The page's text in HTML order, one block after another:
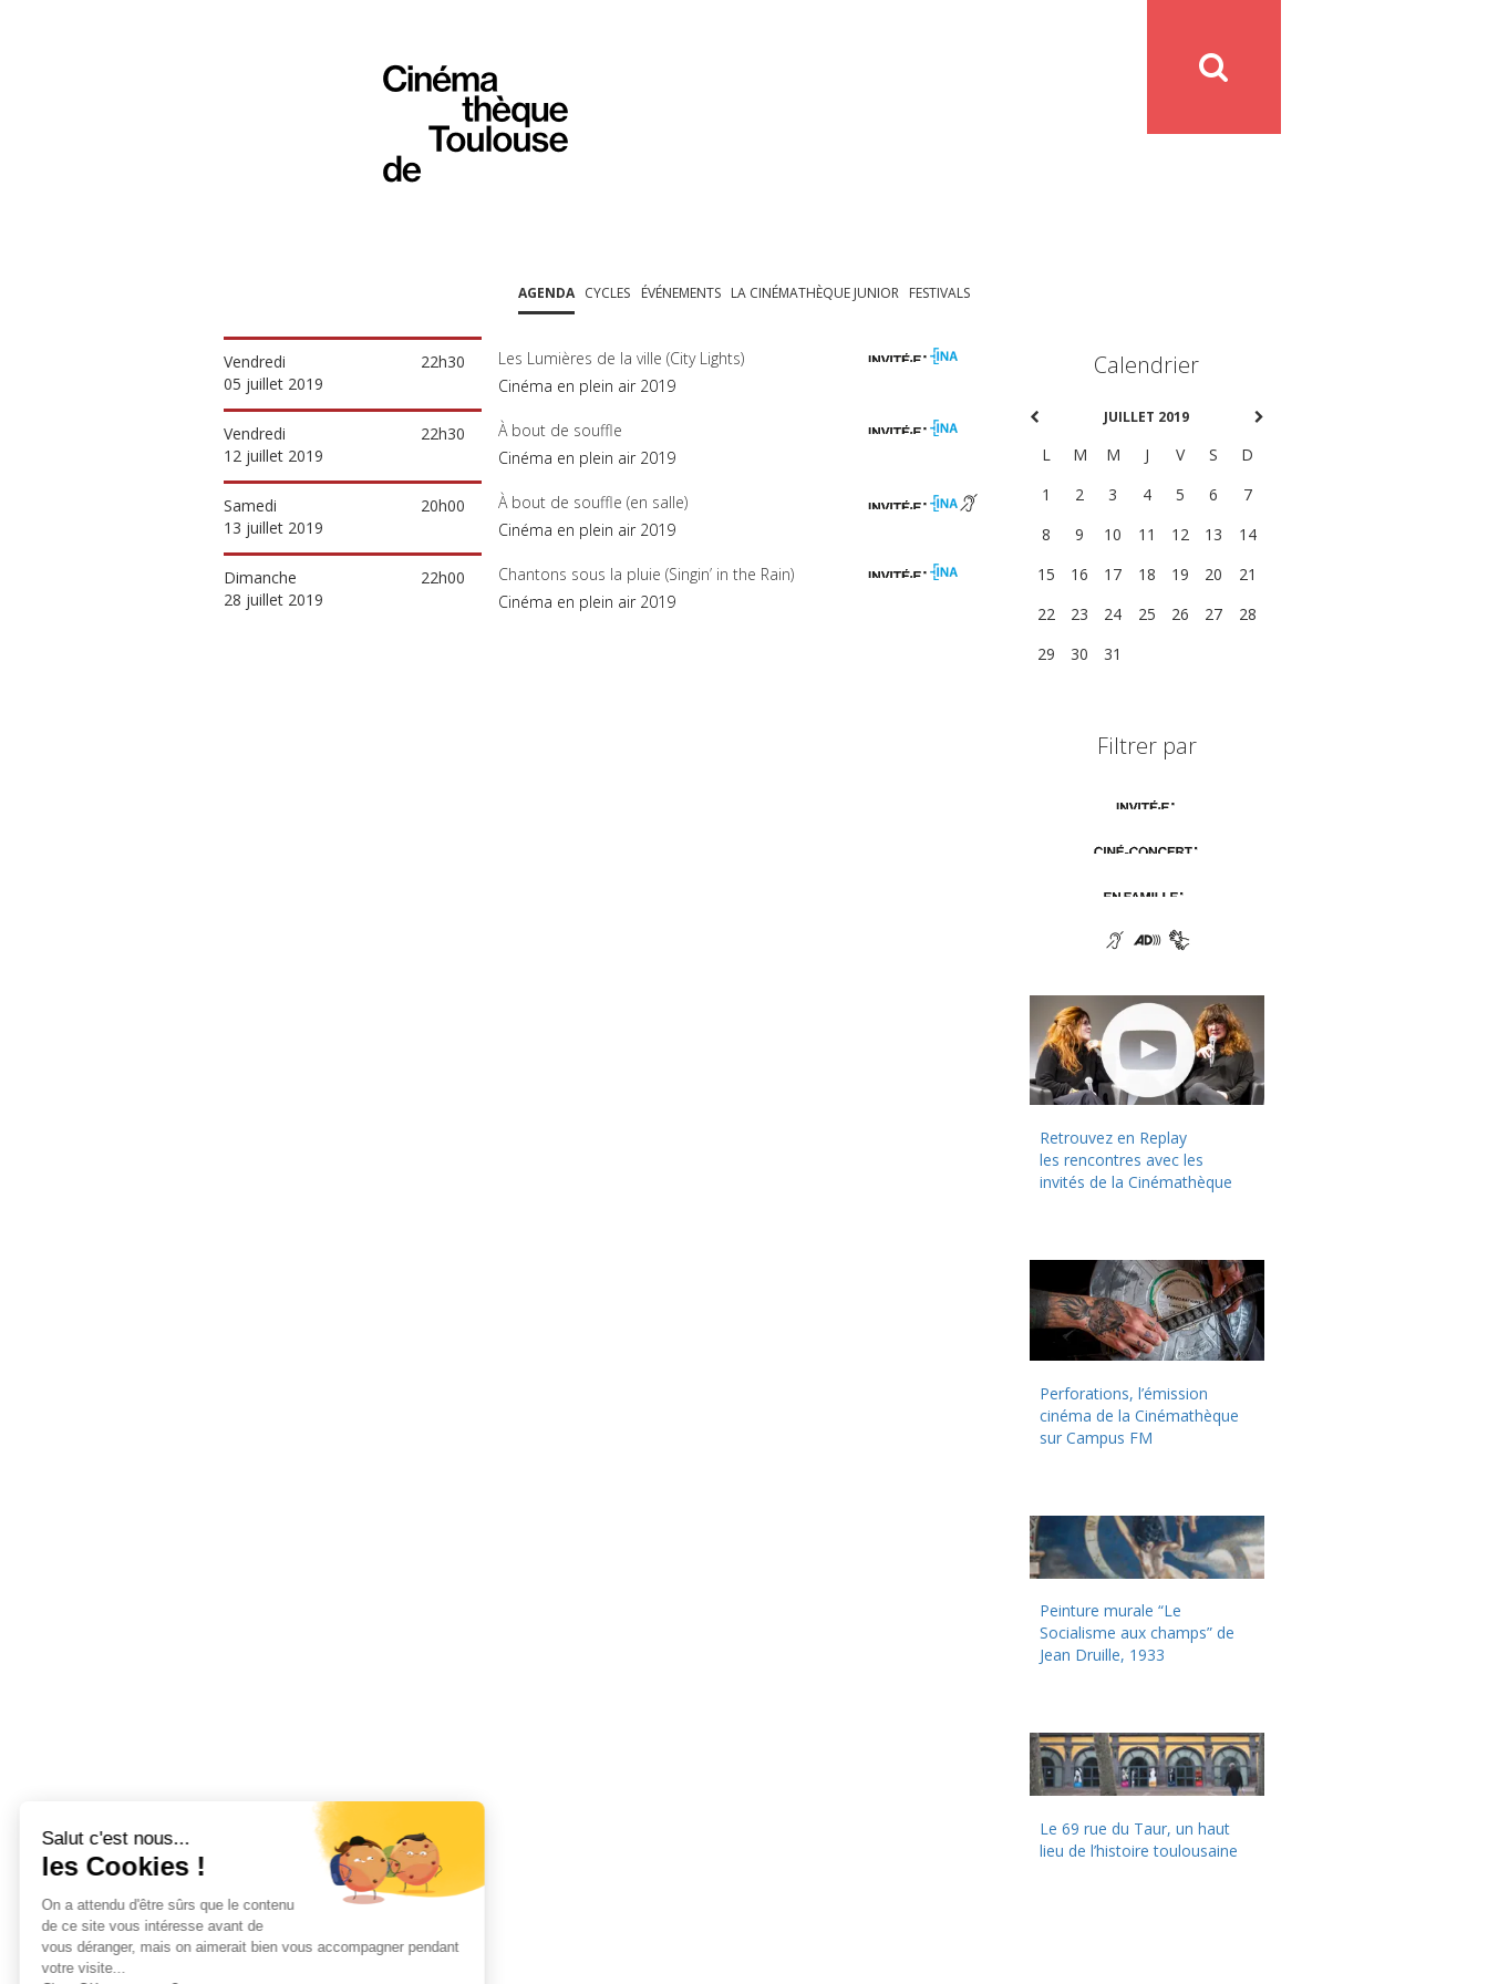
AGENDA CYCLES ÉVÉNEMENTS LA CINÉMATHÈQUE JUNIOR FESTIVALS
22h30
Vendredi
05 juillet 2019
Les Lumières de la ville (City Lights)
Cinéma en plein air 2019
22h30
Vendredi
12 juillet 2019
À bout de souffle
Cinéma en plein air 2019
20h00
Samedi
13 juillet 2019
À bout de souffle (en salle)
Cinéma en plein air 2019
22h00
Dimanche
28 juillet 2019
Chantons sous la pluie (Singin’ in the Rain)
Cinéma en plein air 2019
Calendrier
JUILLET 2019
L M M J V S
D
1
2 3 4 5 6
7
8
9 10 11 12 13
14
15
16 17 18 19 20
21
22
23 24 25 26 27
28
29
30 31
Filtrer par
Retrouvez en Replay
les rencontres avec les
invités de la Cinémathèque
Perforations, l’émission
cinéma de la Cinémathèque
sur Campus FM
Peinture murale “Le
Socialisme aux champs” de
Jean Druille, 1933
Le 69 rue du Taur, un haut
lieu de l’histoire toulousaine